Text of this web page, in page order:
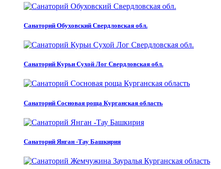
Санаторий Обуховский Свердловская обл.
Санаторий Курьи Сухой Лог Свердловская обл.
Санаторий Сосновая роща Курганская область
Санаторий Янган -Тау Башкирия